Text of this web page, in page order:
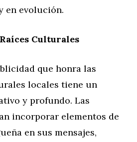
en evolución.
Culturales
que honra las
locales tiene un
y profundo. Las
incorporar elementos de
en sus mensajes,